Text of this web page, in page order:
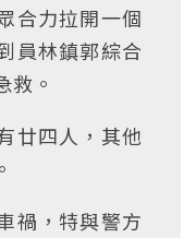
合力拉開一個
員林鎮郭綜合
救。
廿四人，其他
禍，特與警方